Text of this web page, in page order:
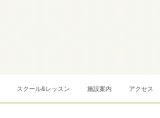
スクール&レッスン 施設案内 アクセス